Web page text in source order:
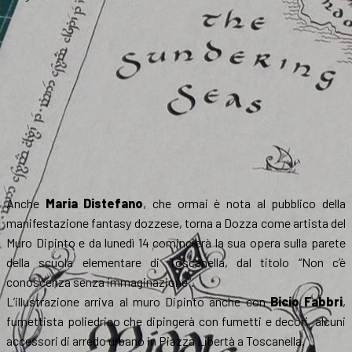
Anche Maria Distefano, che ormai è nota al pubblico della
manifestazione fantasy dozzese, torna a Dozza come artista del
Muro Dipinto e da lunedì 14 comincierà la sua opera sulla parete
della scuola elementare di Toscanella, dal titolo “Non c’è
conoscenza senza immaginazione”.
L’illustrazione arriva al muro Dipinto anche conBicio Fabbri,
fumettista poliedrico che dipingerà con fumetti e decori, alcuni
accessori di arredo urbano in Piazza Libertà a Toscanella.